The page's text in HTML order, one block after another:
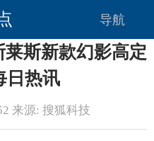
导航
莱斯新款幻影高定
日热讯
来源: 搜狐科技